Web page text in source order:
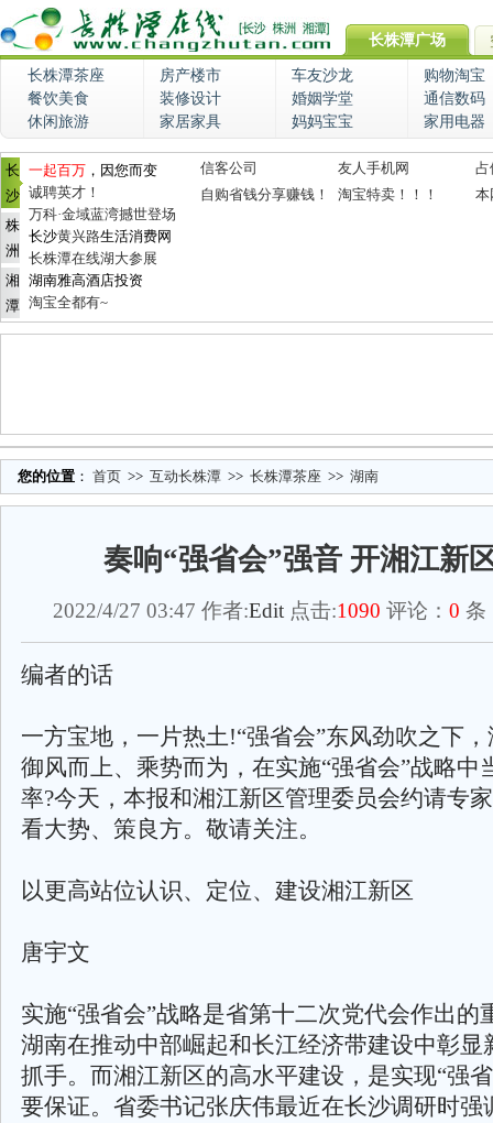
长株潭广场
长株潭茶座 房产楼市 车友沙龙
购物淘宝
餐饮美食
装修设计 婚姻学堂
通信数码
休闲旅游
家居家具 妈妈宝宝 家用电器
长
沙
株
洲
湘
潭
一起百万 ，因您而变
诚聘英才！
万科·金域蓝湾撼世登场
长沙黄兴路生活消费网
长株潭在线湖大参展
湖南雅高酒店投资
淘宝全都有~
信客公司 友人手机网
占
自购省钱分享赚钱！
淘宝特卖！！！ 本
您的位置 ： 首页 >> 互动长株潭 >> 长株潭茶座 >> 湖南
奏响“强省会”强音 开湘江新
2022/4/27 03:47 作者:Edit 点击:1090 评论： 0 条
编者的话
一方宝地，一片热土!“强省会”东风劲吹之下
御风而上、乘势而为，在实施“强省会”战略中
率?今天，本报和湘江新区管理委员会约请专
看大势、策良方。敬请关注。
以更高站位认识、定位、建设湘江新区
唐宇文
实施“强省会”战略是省第十二次党代会作出的
湖南在推动中部崛起和长江经济带建设中彰显
抓手。而湘江新区的高水平建设，是实现“强
要保证。省委书记张庆伟最近在长沙调研时强